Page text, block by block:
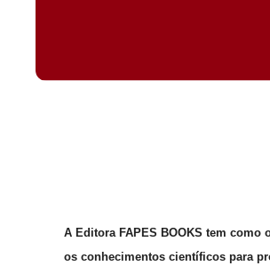
A Editora FAPES BOOKS tem como
os conhecimentos científicos para